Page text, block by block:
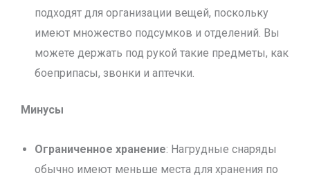
подходят для организации вещей, поскольку
имеют множество подсумков и отделений. Вы
можете держать под рукой такие предметы, как
боеприпасы, звонки и аптечки.
Минусы
Ограниченное хранение: Нагрудные снаряды
обычно имеют меньше места для хранения по